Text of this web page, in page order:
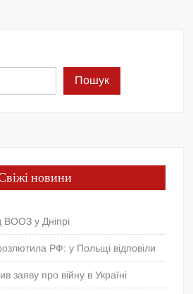
Пошук
новини
ВООЗ у Дніпрі
РФ: у Польщі відповіли
заяву про війну в Україні